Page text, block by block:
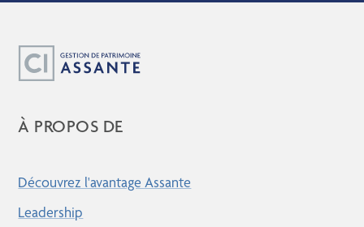
À PROPOS DE
Découvrez l'avantage Assante
Leadership